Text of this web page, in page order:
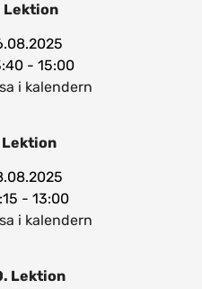
Lektion
- 15:00
i kalendern
Lektion
- 13:00
i kalendern
Lektion